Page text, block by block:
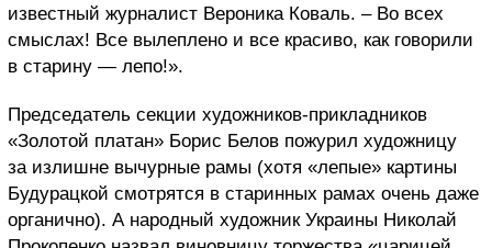
известный журналист Вероника Коваль. – Во всех
смыслах! Все вылеплено и все красиво, как говорили
в старину — лепо!».
Председатель секции художников-прикладников
«Золотой платан» Борис Белов пожурил художницу
за излишне вычурные рамы (хотя «лепые» картины
Будурацкой смотрятся в старинных рамах очень даже
органично). А народный художник Украины Николай